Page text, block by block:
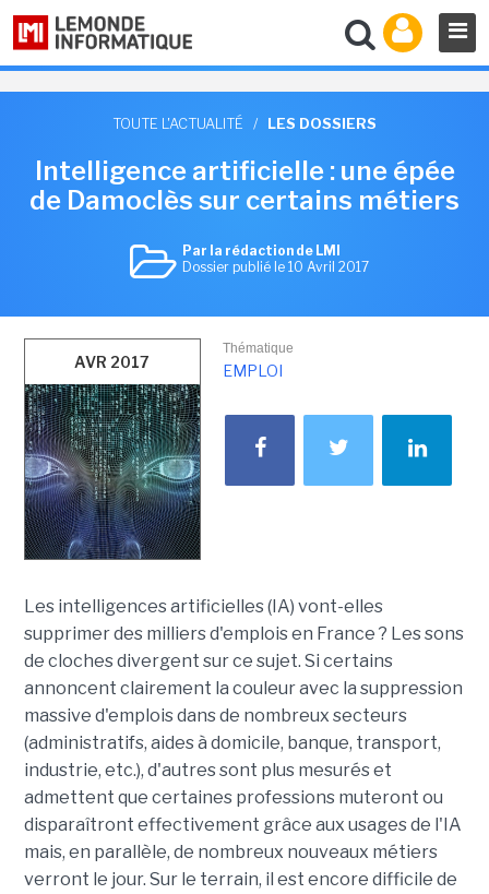
TOUTE L'ACTUALITÉ / LES DOSSIERS
Intelligence artificielle : une épée
de Damoclès sur certains métiers
Par la rédaction de LMI
Dossier publié le 10 Avril 2017
AVR 2017
Thématique
EMPLOI
Les intelligences artificielles (IA) vont-elles
supprimer des milliers d'emplois en France ? Les sons
de cloches divergent sur ce sujet. Si certains
annoncent clairement la couleur avec la suppression
massive d'emplois dans de nombreux secteurs
(administratifs, aides à domicile, banque, transport,
industrie, etc.), d'autres sont plus mesurés et
admettent que certaines professions muteront ou
disparaîtront effectivement grâce aux usages de l'IA
mais, en parallèle, de nombreux nouveaux métiers
verront le jour. Sur le terrain, il est encore difficile de